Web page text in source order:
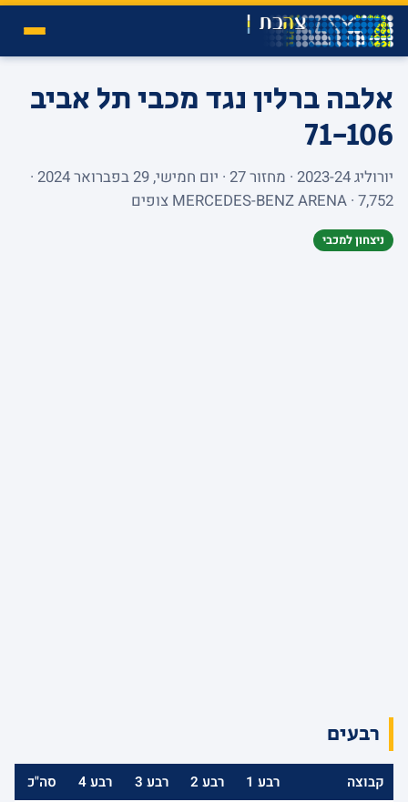
אלבה ברלין נגד מכבי תל אביב
71-106
יורוליג 2023-24 · מחזור 27 · יום חמישי, 29 בפברואר 2024 ·
MERCEDES-BENZ ARENA · 7,752 צופים
ניצחון למכבי
רבעים
קבוצה רבע 1 רבע 2 רבע 3 רבע 4
סה"כ